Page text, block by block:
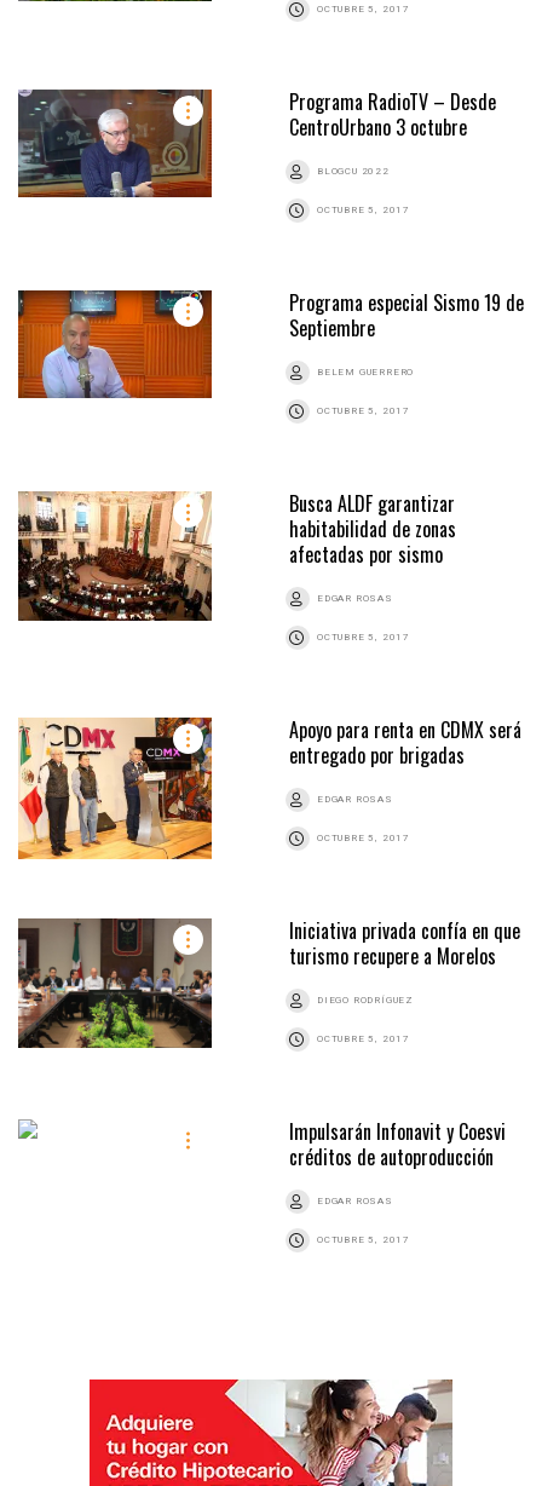
OCTUBRE 5, 2017
Programa RadioTV – Desde
CentroUrbano 3 octubre
BLOGCU 2022
OCTUBRE 5, 2017
Programa especial Sismo 19 de
Septiembre
BELEM GUERRERO
OCTUBRE 5, 2017
Busca ALDF garantizar
habitabilidad de zonas
afectadas por sismo
EDGAR ROSAS
OCTUBRE 5, 2017
Apoyo para renta en CDMX será
entregado por brigadas
EDGAR ROSAS
OCTUBRE 5, 2017
Iniciativa privada confía en que
turismo recupere a Morelos
DIEGO RODRÍGUEZ
OCTUBRE 5, 2017
Impulsarán Infonavit y Coesvi
créditos de autoproducción
EDGAR ROSAS
OCTUBRE 5, 2017